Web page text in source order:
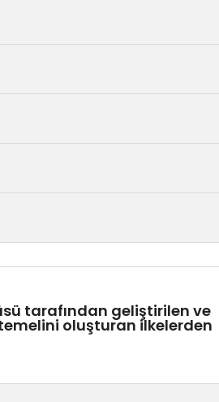
tarafından geliştirilen ve
oluşturan ilkelerden